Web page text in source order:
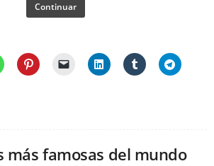
Continuar
famosas del mundo